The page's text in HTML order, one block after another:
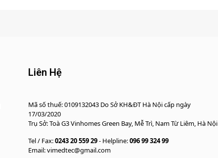
Liên Hệ
Mã số thuế: 0109132043 Do Sở KH&ĐT Hà Nội cấp ngày
17/03/2020
Trụ Sở: Toà G3 Vinhomes Green Bay, Mễ Trì, Nam Từ Liêm, Hà Nội
Tel / Fax:0243 20 559 29- Helpline:096 99 324 99
Email: vimedtec@gmail.com